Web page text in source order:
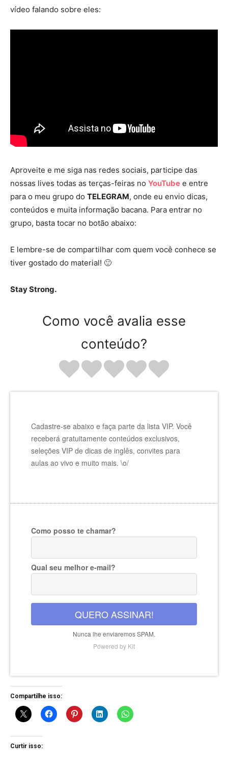
vídeo falando sobre eles:
Aproveite e me siga nas redes sociais, participe das
nossas lives todas as terças-feiras no YouTube e entre
para o meu grupo do TELEGRAM, onde eu envio dicas,
conteúdos e muita informação bacana. Para entrar no
grupo, basta tocar no botão abaixo:
E lembre-se de compartilhar com quem você conhece se
tiver gostado do material! 🙂
Stay Strong.
Como você avalia esse
conteúdo?
Cadastre-se abaixo e faça parte da lista VIP. Você
receberá gratuitamente conteúdos exclusivos,
seleções VIP de dicas de inglês, convites para
aulas ao vivo e muito mais. \o/
Como posso te chamar?
Qual seu melhor e-mail?
QUERO ASSINAR!
Nunca lhe enviaremos SPAM.
Powered by Kit
Compartilhe isso:
Curtir isso: